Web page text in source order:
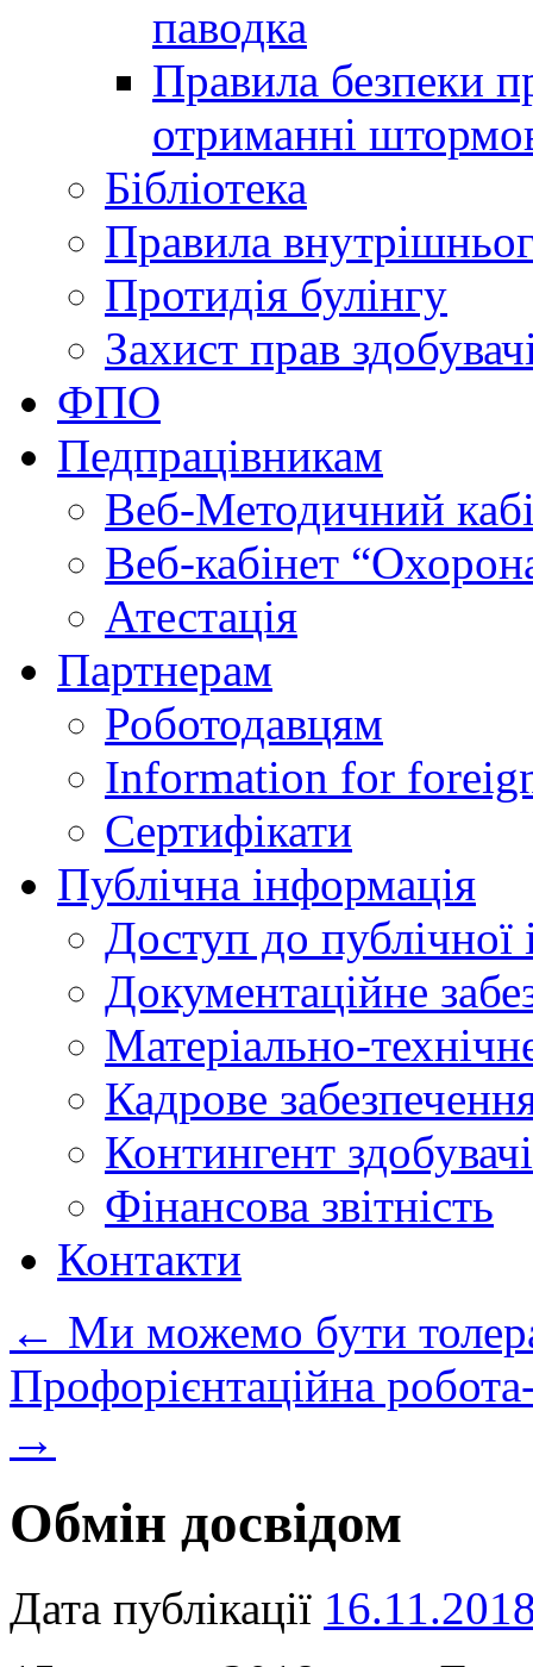
паводка
Правила безпеки
отриманні
Бібліотека
Правила
Протидія булінгу
Захист прав
ФПО
Педпрацівникам
Веб-Методичний
Веб-кабінет
Атестація
Партнерам
Роботодавцям
Information for
Сертифікати
Публічна інформація
Доступ до публічної
Документаційне
Матеріально-
Кадрове
Контингент
Фінансова звітність
Контакти
← Ми можемо бути
Профорієнтаційна
→
Обмін досвідом
Дата публікації